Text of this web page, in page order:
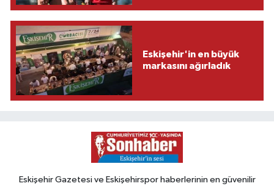
Eskişehir'in en büyük
markasını ağırladık
Eskişehir Gazetesi ve Eskişehirspor haberlerinin en güvenilir